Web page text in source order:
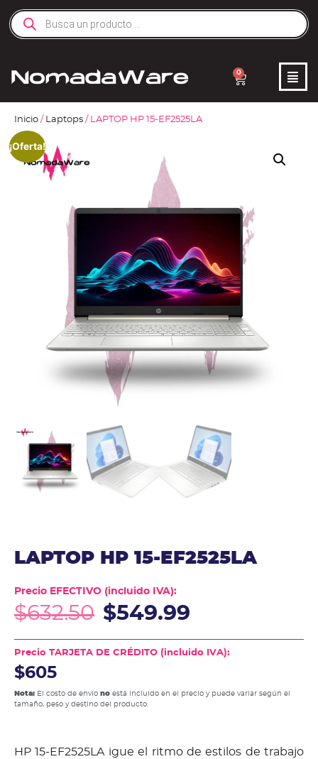
0
Inicio / Laptops / LAPTOP HP 15-EF2525LA
¡Oferta!
LAPTOP HP 15-EF2525LA
Precio EFECTIVO (incluido IVA):
$632.50 $549.99
Precio TARJETA DE CRÉDITO (incluido IVA):
$605
Nota: El costo de envío no está incluido en el precio y puede variar según el
tamaño, peso y destino del producto.
HP 15-EF2525LA igue el ritmo de estilos de trabajo